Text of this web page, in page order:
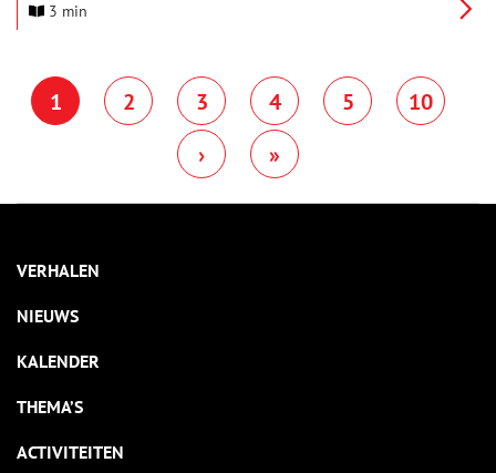
aan met de collectie van het museum, waarbij de symboliek
3 min
1 2 3 4 5
10
›
»
VERHALEN
NIEUWS
KALENDER
THEMA’S
ACTIVITEITEN